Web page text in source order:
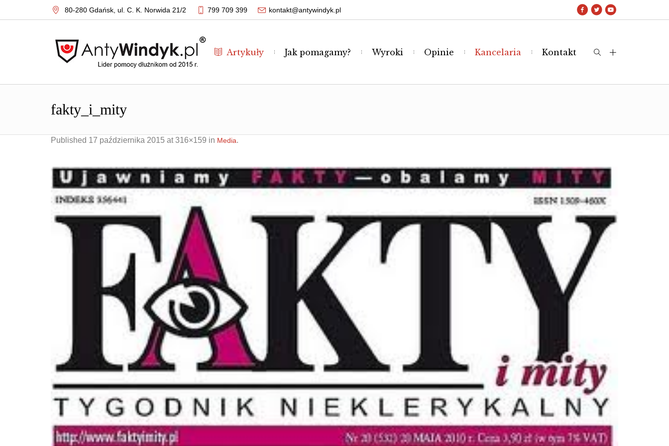
Doradztwo prawne
Doradztwo & konsulting
Negocjacje z wierzycielami
Doradztwo & konsulting
80-280 Gdańsk, ul. C. K. Norwida 21/2 799 709 399 kontakt@antywindyk.pl
Artykuły Jak pomagamy? Wyroki Opinie Kancelaria Kontakt
fakty_i_mity
Published 17 października 2015 at 316×159 in Media.